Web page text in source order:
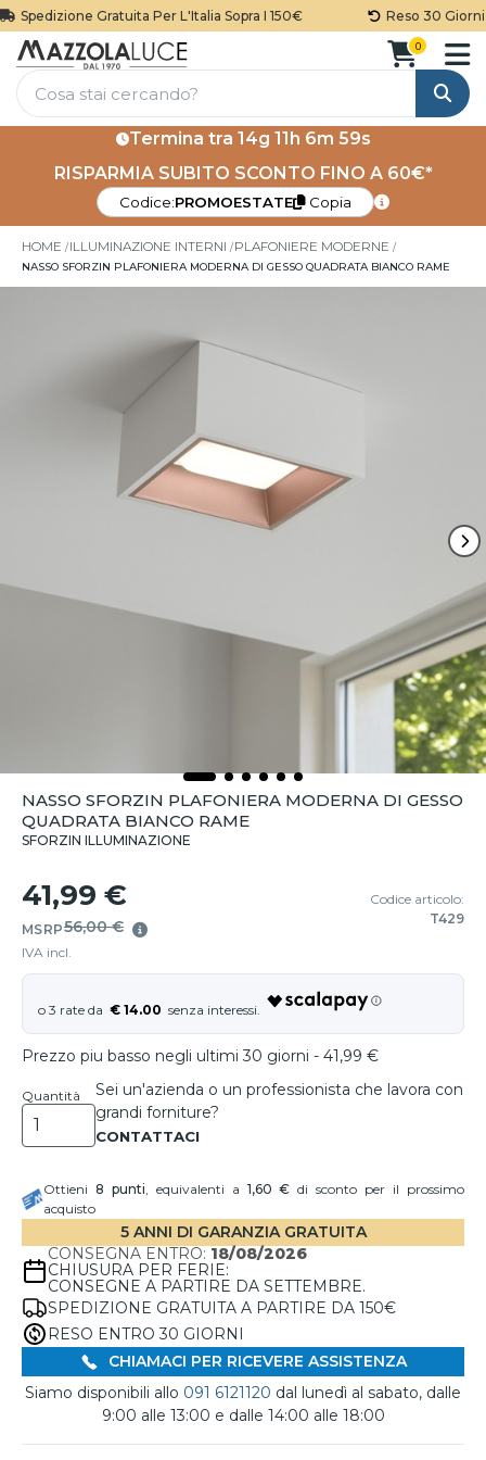
Spedizione Gratuita Per L'Italia Sopra I 150€ Reso 30 Giorni
Cerca
0
Termina tra 14g 11h 6m 59s
RISPARMIA SUBITO SCONTO FINO A 60€*
Codice:PROMOESTATE Copia
HOME ILLUMINAZIONE INTERNI PLAFONIERE MODERNE
NASSO SFORZIN PLAFONIERA MODERNA DI GESSO QUADRATA BIANCO RAME
NASSO SFORZIN PLAFONIERA MODERNA DI GESSO
QUADRATA BIANCO RAME
SFORZIN ILLUMINAZIONE
41,99 €
MSRP56,00 €
IVA incl.
Codice articolo:
T429
€ 14.00
Prezzo piu basso negli ultimi 30 giorni - 41,99 €
Quantità
Sei un'azienda o un professionista che lavora con
grandi forniture?
Ottieni 8 punti, equivalenti a 1,60 € di sconto per il prossimo
acquisto
5 ANNI DI GARANZIA GRATUITA
CONSEGNA ENTRO: 18/08/2026
CHIUSURA PER FERIE:
CONSEGNE A PARTIRE DA SETTEMBRE.
SPEDIZIONE GRATUITA A PARTIRE DA 150€
RESO ENTRO 30 GIORNI
CHIAMACI PER RICEVERE ASSISTENZA
Siamo disponibili allo 091 6121120 dal lunedì al sabato, dalle
9:00 alle 13:00 e dalle 14:00 alle 18:00